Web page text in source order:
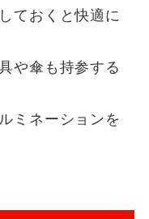
ておくと快適に
や傘も持参する
ミネーションを